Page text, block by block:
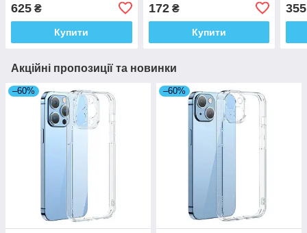
625 ₴
Купити
172₴
Купити
355
Акційні пропозиції та новинки
–60% –60%